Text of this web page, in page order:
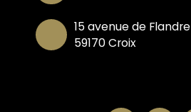
15 avenue de Flandre
59170 Croix